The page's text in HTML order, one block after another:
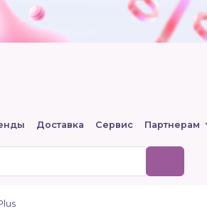
Доставка Сервис Партнерам